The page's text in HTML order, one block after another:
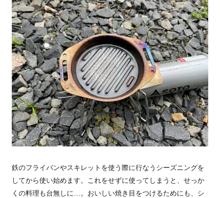
鉄のフライパンやスキレットを使う際に行なうシーズニングを
してから使い始めます。これをせずに使ってしまうと、せっか
くの料理も台無しに…。おいしい焼き目をつけるためにも、シ